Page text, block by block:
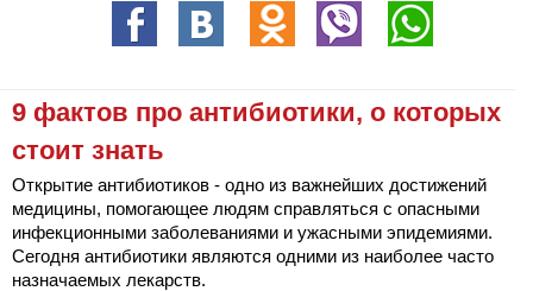
9 фактов про антибиотики, о которых
стоит знать
Открытие антибиотиков - одно из важнейших достижений
медицины, помогающее людям справляться с опасными
инфекционными заболеваниями и ужасными эпидемиями.
Сегодня антибиотики являются одними из наиболее часто
назначаемых лекарств.